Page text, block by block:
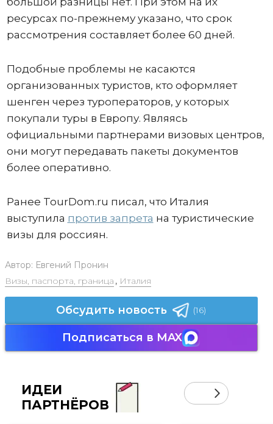
ресурсах по-прежнему указано, что срок
рассмотрения составляет более 60 дней.
Подобные проблемы не касаются
организованных туристов, кто оформляет
шенген через туроператоров, у которых
покупали туры в Европу. Являясь
официальными партнерами визовых центров,
они могут передавать пакеты документов
более оперативно.
Ранее TourDom.ru писал, что Италия
выступила против запрета на туристические
визы для россиян.
Автор: Евгений Пронин
Визы, паспорта, граница , Италия
Обсудить новость (16)
Подписаться в MAX
ИДЕИ
ПАРТНЁРОВ